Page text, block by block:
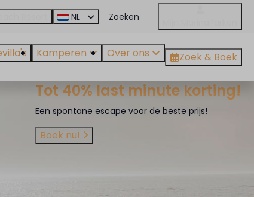
NL
Kamperen Over ons Zoek & Boek
Tot 40% last minute korting!
Een spontane escape voor de beste prijs!
Boek nu!